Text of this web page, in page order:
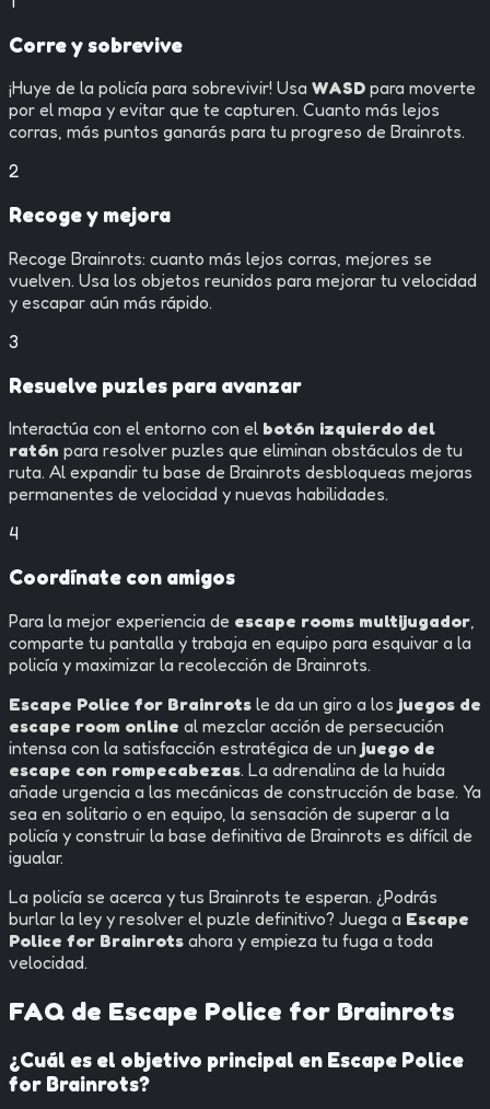
Corre y sobrevive
¡Huye de la policía para sobrevivir! Usa WASD para moverte
por el mapa y evitar que te capturen. Cuanto más lejos
corras, más puntos ganarás para tu progreso de Brainrots.
2
Recoge y mejora
Recoge Brainrots: cuanto más lejos corras, mejores se
vuelven. Usa los objetos reunidos para mejorar tu velocidad
y escapar aún más rápido.
3
Resuelve puzles para avanzar
Interactúa con el entorno con el botón izquierdo del
ratón para resolver puzles que eliminan obstáculos de tu
ruta. Al expandir tu base de Brainrots desbloqueas mejoras
permanentes de velocidad y nuevas habilidades.
4
Coordínate con amigos
Para la mejor experiencia de escape rooms multijugador
comparte tu pantalla y trabaja en equipo para esquivar a la
policía y maximizar la recolección de Brainrots.
Escape Police for Brainrots le da un giro a los juegos de
escape room online al mezclar acción de persecución
intensa con la satisfacción estratégica de un juego de
escape con rompecabezas. La adrenalina de la huida
añade urgencia a las mecánicas de construcción de base. Ya
sea en solitario o en equipo, la sensación de superar a la
policía y construir la base definitiva de Brainrots es difícil de
igualar.
La policía se acerca y tus Brainrots te esperan. ¿Podrás
burlar la ley y resolver el puzle definitivo? Juega a Escape
Police for Brainrots ahora y empieza tu fuga a toda
velocidad.
FAQ de Escape Police for Brainrots
¿Cuál es el objetivo principal en Escape Police
for Brainrots?